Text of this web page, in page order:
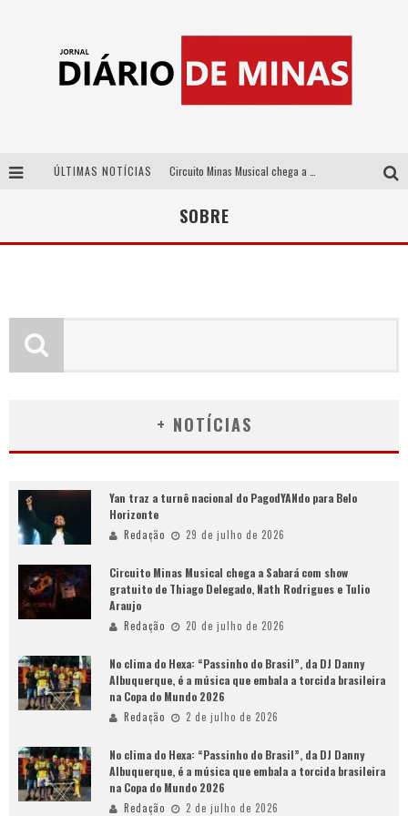
ÚLTIMAS NOTÍCIAS
No clima do Hexa: “Passinho do Brasil”, da DJ Danny Albuquerque, é a música que embala a torcida brasileira na Copa do Mundo 2026
SOBRE
+ NOTÍCIAS
Yan traz a turnê nacional do PagodYANdo para Belo
Horizonte
Redação 29 de julho de 2026
Circuito Minas Musical chega a Sabará com show
gratuito de Thiago Delegado, Nath Rodrigues e Tulio
Araujo
Redação 20 de julho de 2026
No clima do Hexa: “Passinho do Brasil”, da DJ Danny
Albuquerque, é a música que embala a torcida brasileira
na Copa do Mundo 2026
Redação 2 de julho de 2026
No clima do Hexa: “Passinho do Brasil”, da DJ Danny
Albuquerque, é a música que embala a torcida brasileira
na Copa do Mundo 2026
Redação 2 de julho de 2026